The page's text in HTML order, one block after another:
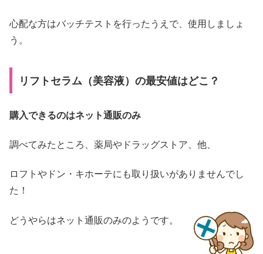
心配な方はバッチテストを行ったうえで、使用しましょ
う。
リフトセラム（美容液）の最安値はどこ？
購入できるのはネット通販のみ
調べてみたところ、薬局やドラッグストア、他、
ロフトやドン・キホーテにも取り扱いがありませんでし
た！
どうやらはネット通販のみのようです。